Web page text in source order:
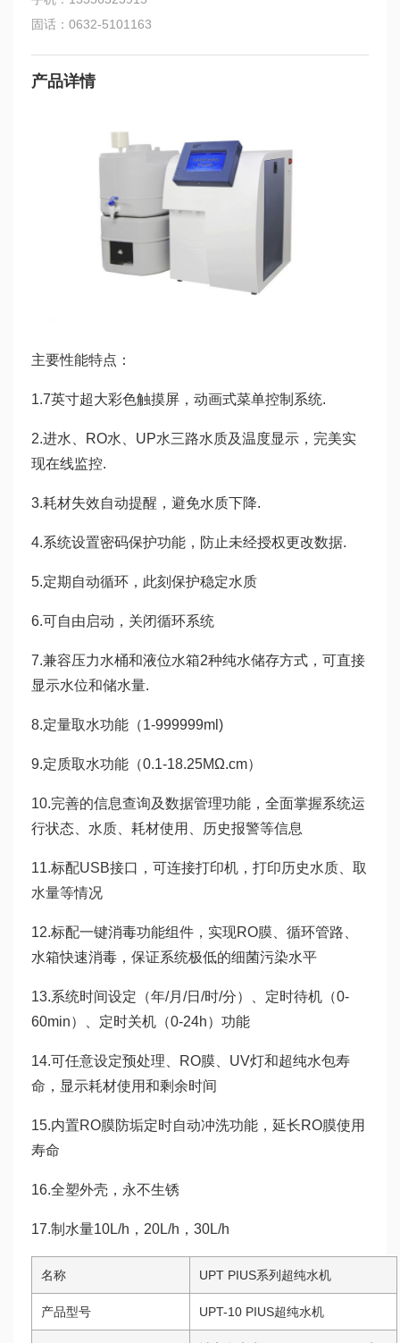
固话：0632-5101163
产品详情
主要性能特点：
1.7英寸超大彩色触摸屏，动画式菜单控制系统.
2.进水、RO水、UP水三路水质及温度显示，完美实
现在线监控.
3.耗材失效自动提醒，避免水质下降.
4.系统设置密码保护功能，防止未经授权更改数据.
5.定期自动循环，此刻保护稳定水质
6.可自由启动，关闭循环系统
7.兼容压力水桶和液位水箱2种纯水储存方式，可直接
显示水位和储水量.
8.定量取水功能（1-999999ml)
9.定质取水功能（0.1-18.25MΩ.cm）
10.完善的信息查询及数据管理功能，全面掌握系统运
行状态、水质、耗材使用、历史报警等信息
11.标配USB接口，可连接打印机，打印历史水质、取
水量等情况
12.标配一键消毒功能组件，实现RO膜、循环管路、
水箱快速消毒，保证系统极低的细菌污染水平
13.系统时间设定（年/月/日/时/分）、定时待机（0-
60min）、定时关机（0-24h）功能
14.可任意设定预处理、RO膜、UV灯和超纯水包寿
命，显示耗材使用和剩余时间
15.内置RO膜防垢定时自动冲洗功能，延长RO膜使用
寿命
16.全塑外壳，永不生锈
17.制水量10L/h，20L/h，30L/h
名称 UPT PIUS系列超纯水机
产品型号 UPT-10 PIUS超纯水机